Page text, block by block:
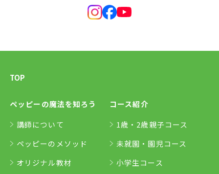
TOP
ペッピーの魔法を知ろう
講師について
ペッピーのメソッド
オリジナル教材
コース紹介
1歳・2歳親子コース
未就園・園児コース
小学生コース